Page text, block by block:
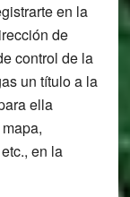
en la
de
control de la
un título a la
ella
en la